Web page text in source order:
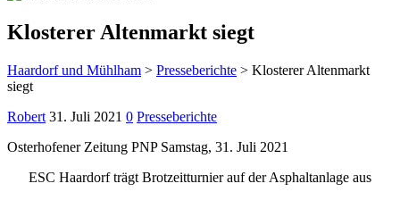
Klosterer Altenmarkt siegt
Haardorf und Mühlham > Presseberichte > Klosterer Altenmarkt
siegt
Robert 31. Juli 2021 0 Presseberichte
Osterhofener Zeitung PNP Samstag, 31. Juli 2021
ESC Haardorf trägt Brotzeitturnier auf der Asphaltanlage aus